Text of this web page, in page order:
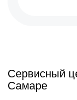
Сервисный
Самаре